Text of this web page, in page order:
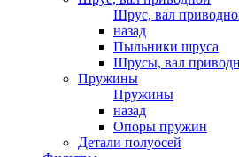
Шрус, вал
назад
Пыльники шруса
Шрусы, вал
Пружины
Пружины
назад
Опоры пружин
Детали полуосей